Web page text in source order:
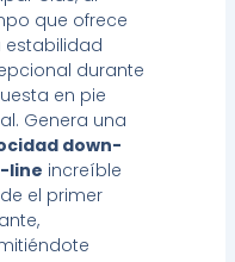
que ofrece
estabilidad
durante
en pie
Genera una
down-
line increíble
el primer